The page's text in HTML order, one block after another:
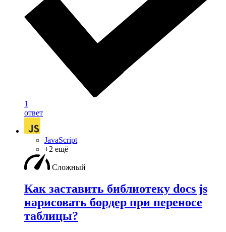
1
ответ
JavaScript
+2 ещё
Сложный
Как заставить библиотеку docs js
нарисовать бордер при переносе
таблицы?